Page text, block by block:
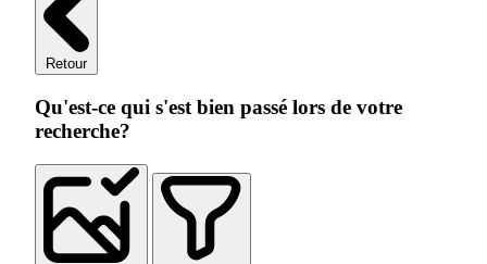
Retour
Qu'est-ce qui s'est bien passé lors de votre
recherche?